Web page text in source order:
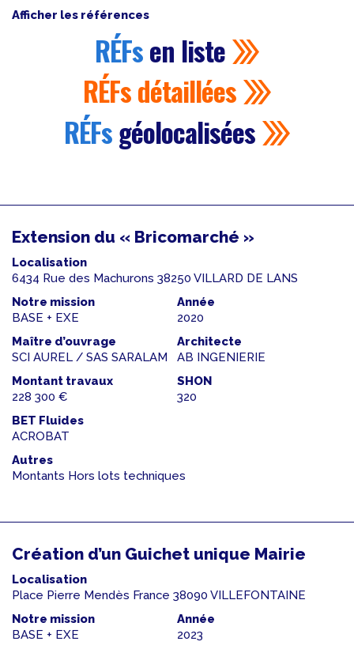
Afficher les références
RÉFsen liste
RÉFsdétaillées
RÉFsgéolocalisées
Extension du « Bricomarché »
Localisation
6434 Rue des Machurons 38250 VILLARD DE LANS
Notre mission
BASE + EXE
Année
2020
Maître d’ouvrage
SCI AUREL / SAS SARALAM
Architecte
AB INGENIERIE
Montant travaux
228 300 €
SHON
320
BET Fluides
ACROBAT
Autres
Montants Hors lots techniques
Création d’un Guichet unique Mairie
Localisation
Place Pierre Mendès France 38090 VILLEFONTAINE
Notre mission
BASE + EXE
Année
2023